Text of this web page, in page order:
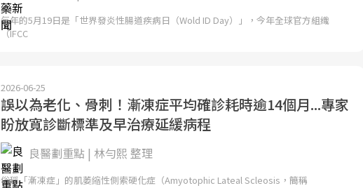
每年的5月19日是「世界發炎性腸道疾病日（Wold ID Day）」，今年全球官方組織
（IFCC
2026-06-25
誤以為老化、骨刺！漸凍症平均確診耗時逾14個月...專家
盼放寬診斷標準及早治療延緩病程
良醫劃重點 | 林勻熙 整理
俗稱「漸凍症」的肌萎縮性側索硬化症（Amyotophic Lateal Scleosis，簡稱